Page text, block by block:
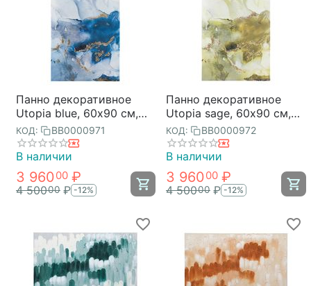
Панно декоративное
Utopia blue, 60х90 см,
Bergenson Bjorn
КОД: BB0000971
В наличии
3 96000 ₽
4 50000 ₽ -12%
Панно декоративное
Utopia sage, 60х90 см,
Bergenson Bjorn
КОД: BB0000972
В наличии
3 96000 ₽
4 50000 ₽ -12%